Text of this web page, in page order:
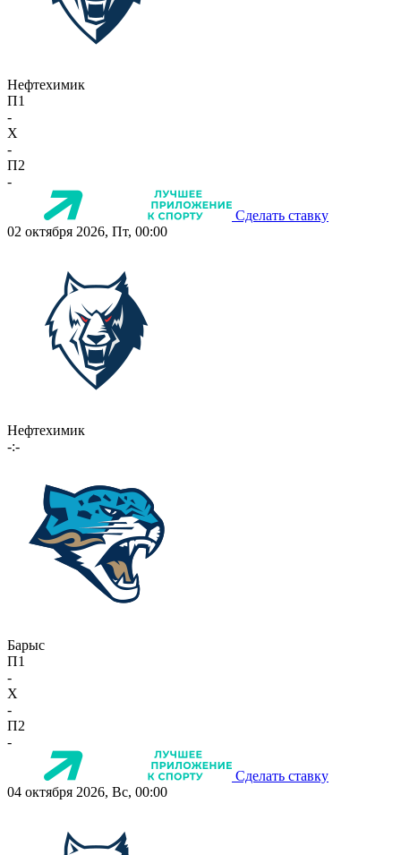
Нефтехимик
П1
-
X
-
П2
-
Сделать ставку
02 октября 2026, Пт, 00:00
Нефтехимик
-:-
Барыс
П1
-
X
-
П2
-
Сделать ставку
04 октября 2026, Вс, 00:00